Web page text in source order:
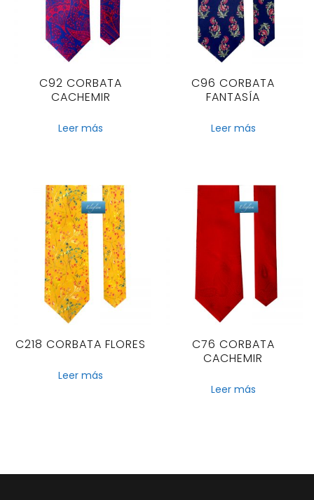
C92 CORBATA
CACHEMIR
Leer más
C96 CORBATA
FANTASÍA
Leer más
C218 CORBATA FLORES
Leer más
C76 CORBATA
CACHEMIR
Leer más